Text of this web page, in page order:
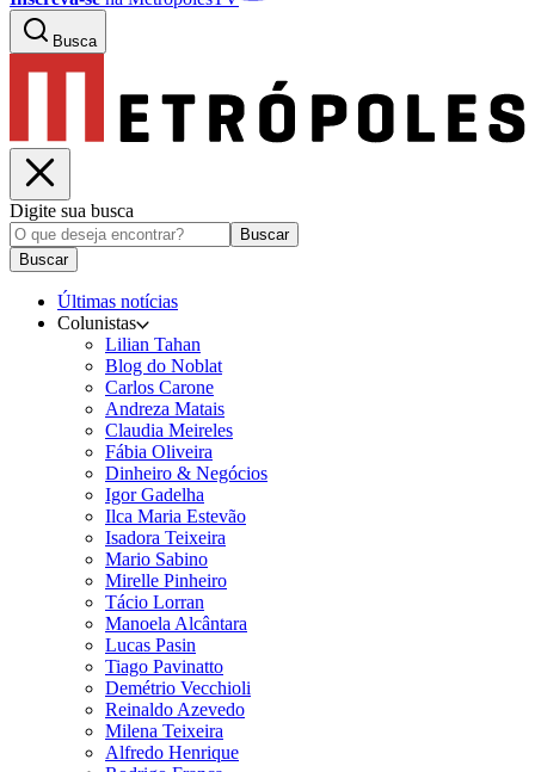
Busca
Digite sua busca
Buscar
Buscar
Últimas notícias
Colunistas
Lilian Tahan
Blog do Noblat
Carlos Carone
Andreza Matais
Claudia Meireles
Fábia Oliveira
Dinheiro & Negócios
Igor Gadelha
Ilca Maria Estevão
Isadora Teixeira
Mario Sabino
Mirelle Pinheiro
Tácio Lorran
Manoela Alcântara
Lucas Pasin
Tiago Pavinatto
Demétrio Vecchioli
Reinaldo Azevedo
Milena Teixeira
Alfredo Henrique